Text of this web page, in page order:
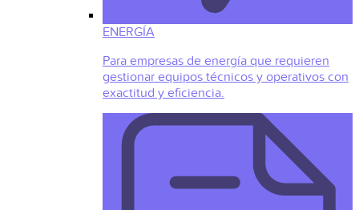
ENERGÍA
Para empresas de energía que requieren
gestionar equipos técnicos y operativos con
exactitud y eficiencia.